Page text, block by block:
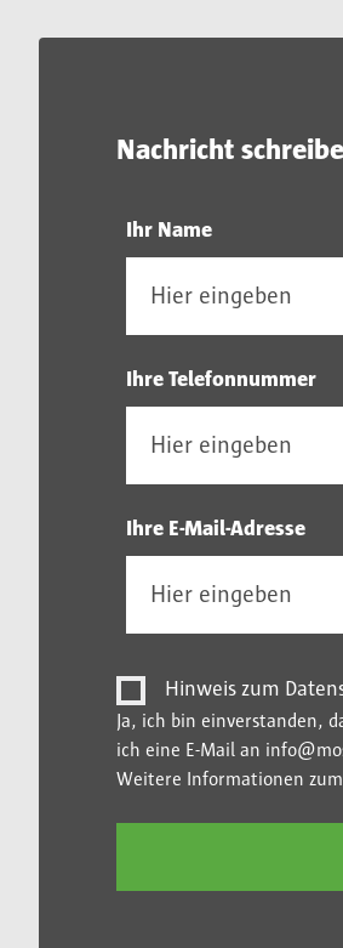
Nachricht
Ihr Name
Ihre Telefonnummer
Ihre E-Mail-Adresse
Hinweis zum
Ja, ich bin einverstanden,
ich eine E-Mail an
Weitere Informationen